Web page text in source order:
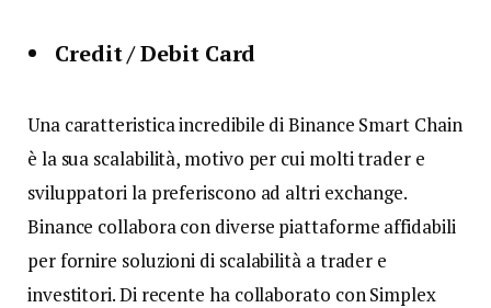
Credit / Debit Card
Una caratteristica incredibile di Binance Smart Chain
è la sua scalabilità, motivo per cui molti trader e
sviluppatori la preferiscono ad altri exchange.
Binance collabora con diverse piattaforme affidabili
per fornire soluzioni di scalabilità a trader e
investitori. Di recente ha collaborato con Simplex